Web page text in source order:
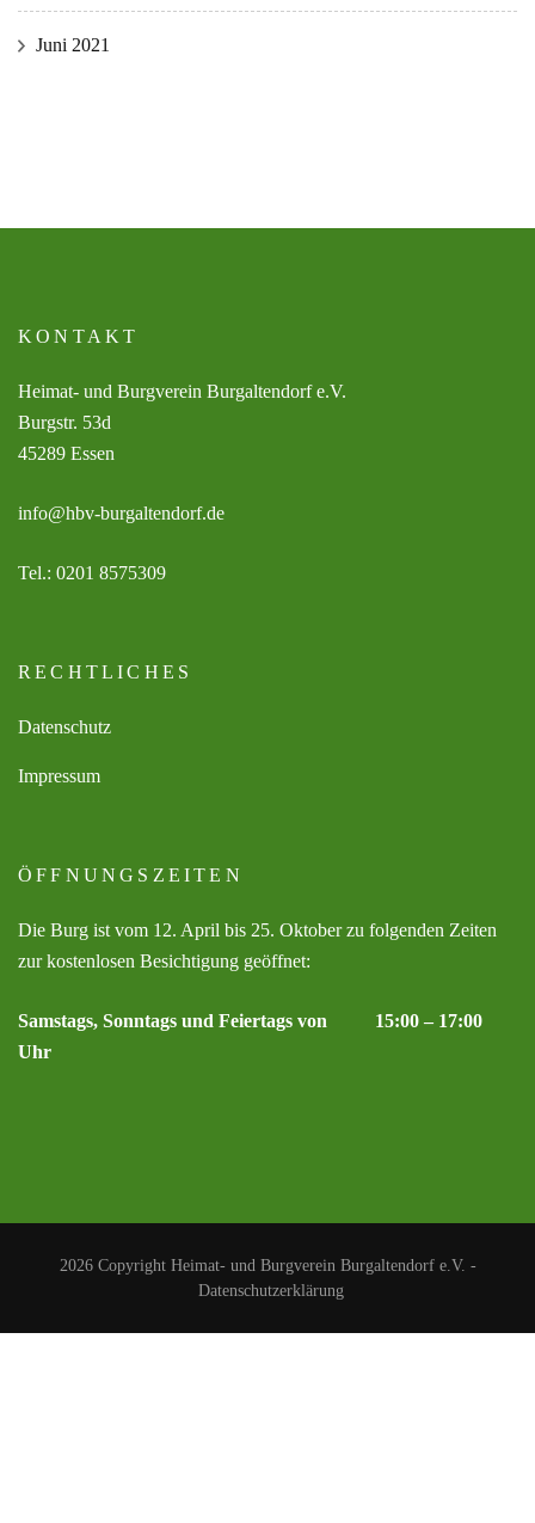
Juni 2021
KONTAKT
Heimat- und Burgverein Burgaltendorf e.V.
Burgstr. 53d
45289 Essen
info@hbv-burgaltendorf.de
Tel.: 0201 8575309
RECHTLICHES
Datenschutz
Impressum
ÖFFNUNGSZEITEN
Die Burg ist vom 12. April bis 25. Oktober zu folgenden Zeiten
zur kostenlosen Besichtigung geöffnet:
Samstags, Sonntags und Feiertags von 15:00 – 17:00
Uhr
2026 Copyright Heimat- und Burgverein Burgaltendorf e.V. -
Datenschutzerklärung